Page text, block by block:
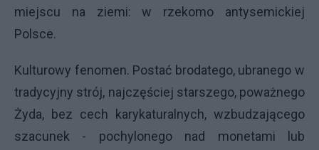
miejscu na ziemi: w rzekomo antysemickiej
Polsce.
Kulturowy fenomen. Postać brodatego, ubranego w
tradycyjny strój, najczęściej starszego, poważnego
Żyda, bez cech karykaturalnych, wzbudzającego
szacunek - pochylonego nad monetami lub